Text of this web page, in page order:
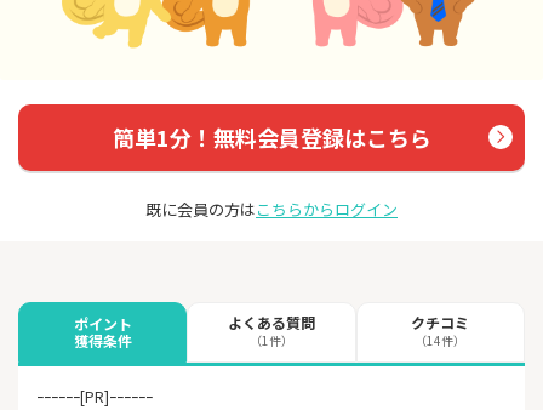
簡単1分！無料会員登録はこちら
既に会員の方はこちらからログイン
ポイント
獲得条件
よくある質問
（1件）
クチコミ
（14件）
ｰｰｰｰｰｰ[PR]ｰｰｰｰｰｰ